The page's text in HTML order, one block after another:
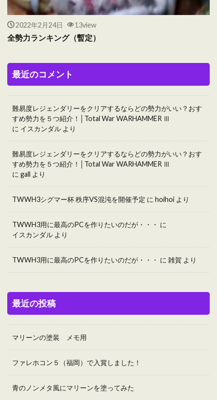
2022年2月24日 13view
全勢力ランキング（暫定）
最近のコメント
難易度レジェンダリーをクリアするならどの勢力がいい？おす
すめ勢力を５つ紹介！│Total War WARHAMMER Ⅲ
に イスカンダル より
難易度レジェンダリーをクリアするならどの勢力がいい？おす
すめ勢力を５つ紹介！│Total War WARHAMMER Ⅲ
に gall より
TWWH3シグマー杯 秩序VS混沌を開催予定 に hoihoi より
TWWH3用に最高のPCを作りたいのだが・・・ に
イスカンダル より
TWWH3用に最高のPCを作りたいのだが・・・ に 雑賀 より
最近の投稿
マリーンの塗装 メモ用
ファレホコン５（福岡）で入賞しました！
青のノンメタ風にマリーンを塗ってみた